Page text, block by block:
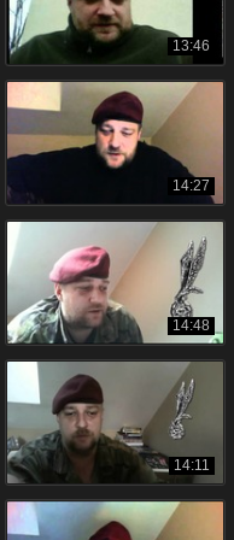
13:46
14:27
14:48
14:11